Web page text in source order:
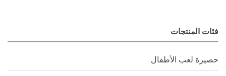
فئات المنتجات
حصيرة لعب الأطفال